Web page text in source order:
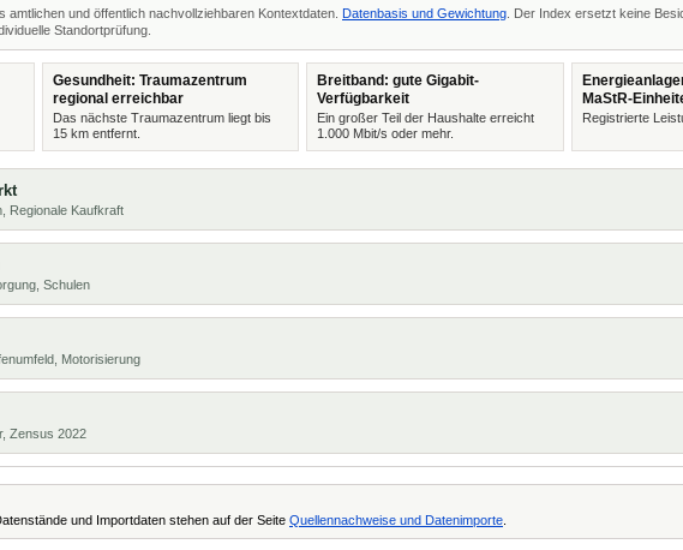
und öffentlich nachvollziehbaren Kontextdaten. Datenbasis und Gewichtung . Der Index ersetzt keine
Standortprüfung.
Gesundheit: Traumazentrum
regional erreichbar
Das nächste Traumazentrum liegt bis
15 km entfernt.
Breitband: gute Gigabit-
Verfügbarkeit
Ein großer Teil der Haushalte erreicht
1.000 Mbit/s oder mehr.
MaStR-
Registrierte
Regionale Kaufkraft
Schulen
Motorisierung
Zensus 2022
und Importdaten stehen auf der Seite Quellennachweise und Datenimporte